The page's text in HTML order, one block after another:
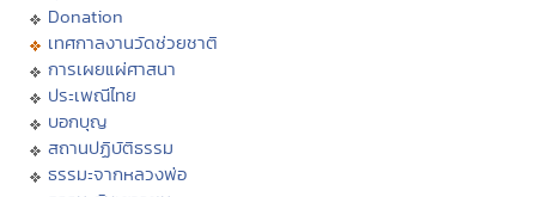
Donation
เทศกาลงานวัดช่วยชาติ
การเผยแผ่ศาสนา
ประเพณีไทย
บอกบุญ
สถานปฏิบัติธรรม
ธรรมะจากหลวงพ่อ